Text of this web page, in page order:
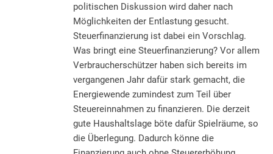
politischen Diskussion wird daher nach
Möglichkeiten der Entlastung gesucht.
Steuerfinanzierung ist dabei ein Vorschlag.
Was bringt eine Steuerfinanzierung? Vor allem
Verbraucherschützer haben sich bereits im
vergangenen Jahr dafür stark gemacht, die
Energiewende zumindest zum Teil über
Steuereinnahmen zu finanzieren. Die derzeit
gute Haushaltslage böte dafür Spielräume, so
die Überlegung. Dadurch könne die